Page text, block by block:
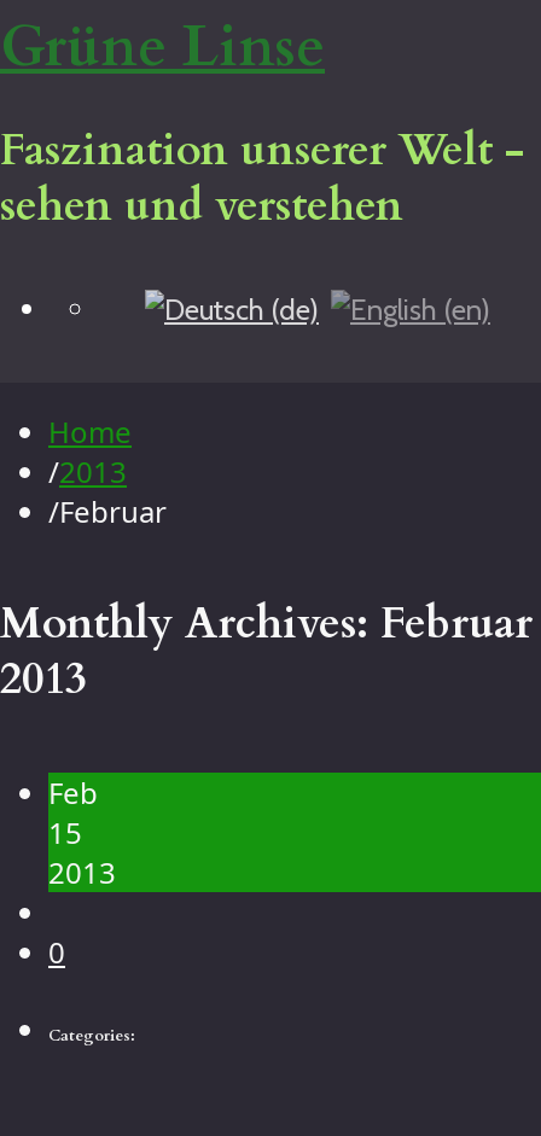
Grüne Linse
Faszination unserer Welt -
sehen und verstehen
Blog
Kontakt
Landschaft
Home
/2013
/Februar
Monthly Archives: Februar
2013
Feb
15
2013
0
Categories: